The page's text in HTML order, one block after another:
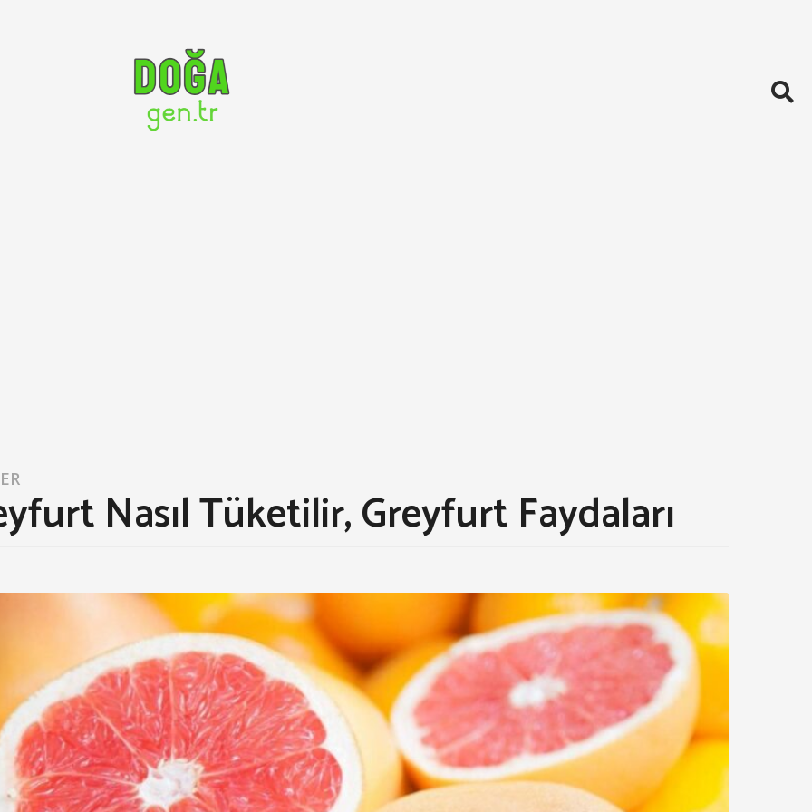
Nasıl Tüketilir, Greyfurt Faydaları